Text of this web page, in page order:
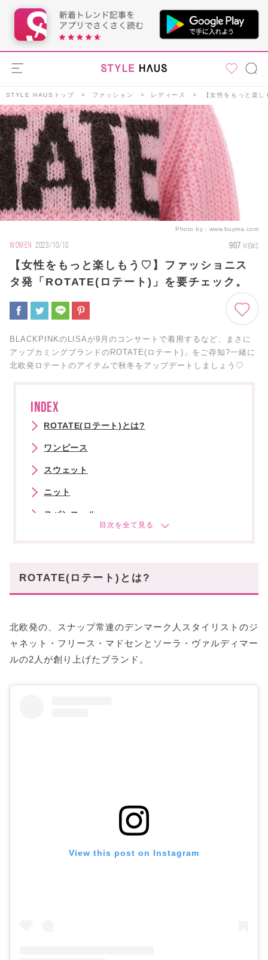
STYLE HAUSトップ ファッション レディース 【女性をもっと楽
Photo by： www.buyma.com
WOMEN 2023/10/10 907 VIEWS
【女性をもっと楽しもう♡】ファッショニス
タ発「ROTATE(ロテート)」を要チェック。
BLACKPINKのLISAが9月のコンサートで着用するなど、まさに
アップカミングブランドのROTATE(ロテート)」をご存知?一緒に
北欧発ロテートのアイテムで秋冬をアップデートしましょう♡
INDEX
ROTATE(ロテート)とは?
ワンピース
スウェット
ニット
スパンコール
ROTATE(ロテート)とは?
北欧発の、スナップ常連のデンマーク人スタイリストのジ
ャネット・フリース・マドセンとソーラ・ヴァルディマー
ルの2人が創り上げたブランド。
View this post on Instagram